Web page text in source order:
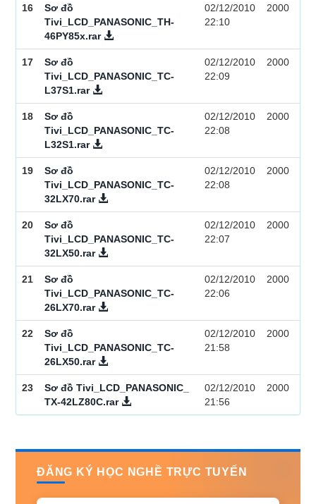
16
Sơ đồ
Tivi_LCD_PANASONIC_TH-
46PY85x.rar
02/12/2010
22:10
2000
17
Sơ đồ
Tivi_LCD_PANASONIC_TC-
L37S1.rar
02/12/2010
22:09
2000
18
Sơ đồ
Tivi_LCD_PANASONIC_TC-
L32S1.rar
02/12/2010
22:08
2000
19
Sơ đồ
Tivi_LCD_PANASONIC_TC-
32LX70.rar
02/12/2010
22:08
2000
20
Sơ đồ
Tivi_LCD_PANASONIC_TC-
32LX50.rar
02/12/2010
22:07
2000
21
Sơ đồ
Tivi_LCD_PANASONIC_TC-
26LX70.rar
02/12/2010
22:06
2000
22
Sơ đồ
Tivi_LCD_PANASONIC_TC-
26LX50.rar
02/12/2010
21:58
2000
23
Sơ đồ Tivi_LCD_PANASONIC_
TX-42LZ80C.rar
02/12/2010
21:56
2000
ĐĂNG KÝ HỌC NGHỀ TRỰC TUYẾN